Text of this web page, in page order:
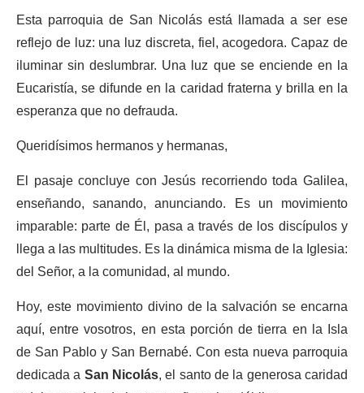
Esta parroquia de San Nicolás está llamada a ser ese
reflejo de luz: una luz discreta, fiel, acogedora. Capaz de
iluminar sin deslumbrar. Una luz que se enciende en la
Eucaristía, se difunde en la caridad fraterna y brilla en la
esperanza que no defrauda.
Queridísimos hermanos y hermanas,
El pasaje concluye con Jesús recorriendo toda Galilea,
enseñando, sanando, anunciando. Es un movimiento
imparable: parte de Él, pasa a través de los discípulos y
llega a las multitudes. Es la dinámica misma de la Iglesia:
del Señor, a la comunidad, al mundo.
Hoy, este movimiento divino de la salvación se encarna
aquí, entre vosotros, en esta porción de tierra en la Isla
de San Pablo y San Bernabé. Con esta nueva parroquia
dedicada aSan Nicolás, el santo de la generosa caridad